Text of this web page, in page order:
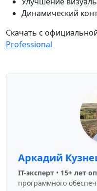
Динамический
Скачать с
Professional
Аркадий
IT-эксперт • 15+ лет
программного